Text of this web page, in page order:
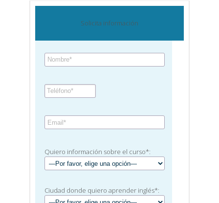
Solicita información
Quiero información sobre el curso*:
Ciudad donde quiero aprender inglés*: